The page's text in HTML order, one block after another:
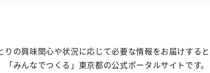
りの興味関心や状況に応じて必要な情報をお届けする
「みんなでつくる」東京都の公式ポータルサイトです。